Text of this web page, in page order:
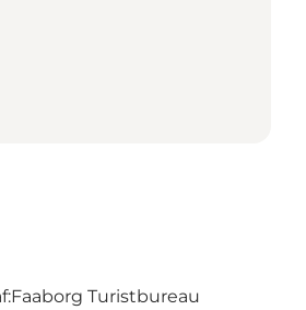
Faaborg Turistbureau